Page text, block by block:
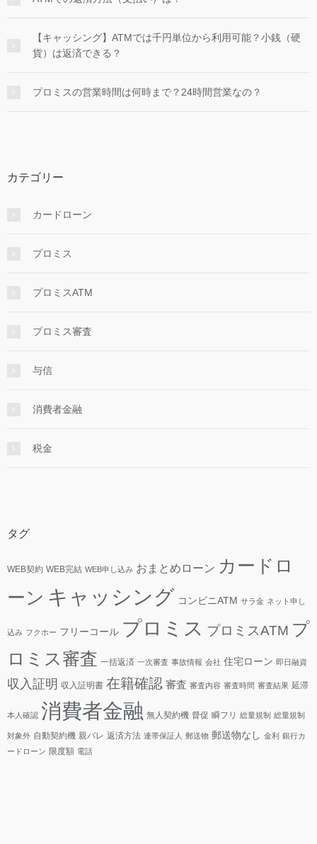
【キャッシング】ATMでは千円単位から利用可能？小銭（硬
貨）は返済できる？
プロミスの営業時間は何時まで？24時間営業なの？
カテゴリー
カードローン
プロミス
プロミスATM
プロミス審査
与信
消費者金融
税金
タグ
WEB契約 WEB完結 WEB申し込み おまとめローン カードロ
ーン キャッシング コンビニATM サラ金 ネット申し
込み フクホー フリーコール プロミス プロミスATM プ
ロミス審査 一括返済 一次審査 事故情報 会社 住宅ローン 即日融資
収入証明 収入証明書 在籍確認 審査 審査内容 審査時間 審査結果 延滞
本人確認 消費者金融 無人契約機 督促 瞬フリ 総量規制 総量規制
対象外 自動契約機 親バレ 返済方法 連帯保証人 郵送物 郵送物なし 金利 銀行カ
ードローン 限度額 電話